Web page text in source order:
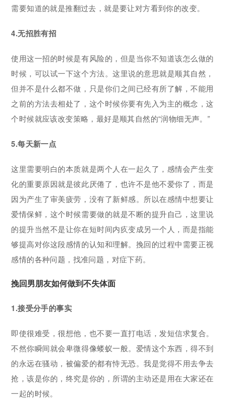
需要知道的就是推翻过去，就是要让对方看到你的改变。
4.无招胜有招
使用这一招的时候是有风险的，但是当你不知道该怎么做的
时候，可以试一下这个方法。这里说的意思就是顺其自然，
但并不是什么都不做，只是你们之间已经有所了解，不能用
之前的方法去相处了，这个时候你要有先入为主的概念，这
个时候就应该改变策略，最好是顺其自然的“润物细无声。”
5.每天新一点
这里需要明白的本质就是两个人在一起久了，感情会产生变
化的重要原因就是彼此厌倦了，也许不是他不爱你了，而是
因为产生了审美疲劳，没有了新鲜感。所以在感情中想要让
爱情保鲜，这个时候需要做的就是不断的提升自己，这里说
的提升当然不是让你在短时间内疚变成另一个人，而是指能
够提高对你这段感情的认知和理解。挽回的过程中需要正视
感情的各种问题，找准问题，对症下药。
挽回男朋友如何做到不失体面
1.接受分手的事实
即使很难受，很想他，也不要一直打电话，发短信求复合。
不然你瞬间就会卑微得像蝼蚁一般。爱情这个东西，得不到
的永远在骚动，被偏爱的都有恃无恐。我是觉得不用去争去
抢，该是你的，终究是你的，所谓的主动还是用在大家还在
一起的时候。